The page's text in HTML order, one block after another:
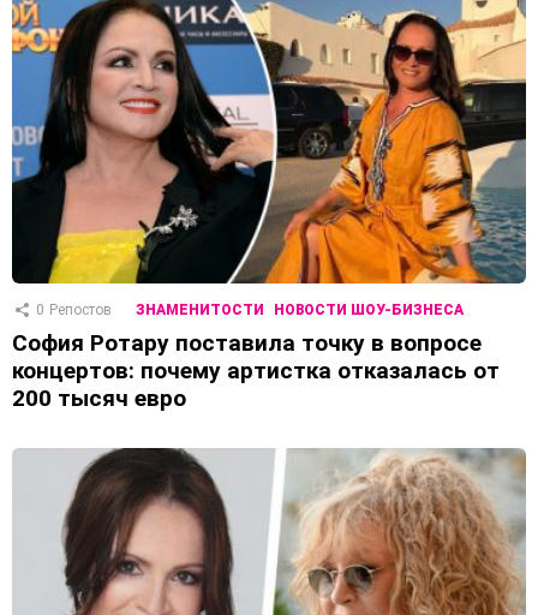
0 Репостов ЗНАМЕНИТОСТИ НОВОСТИ ШОУ-БИЗНЕСА
София Ротару поставила точку в вопросе
концертов: почему артистка отказалась от
200 тысяч евро